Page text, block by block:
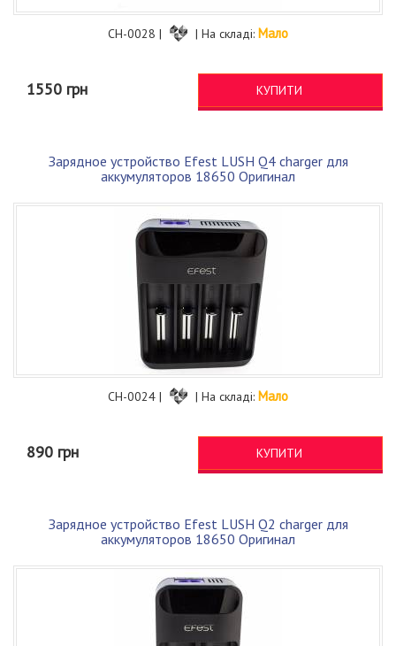
CH-0028 | | На складі: Мало
1550 грн КУПИТИ
Зарядное устройство Efest LUSH Q4 charger для
аккумуляторов 18650 Оригинал
CH-0024 | | На складі: Мало
890 грн КУПИТИ
Зарядное устройство Efest LUSH Q2 charger для
аккумуляторов 18650 Оригинал